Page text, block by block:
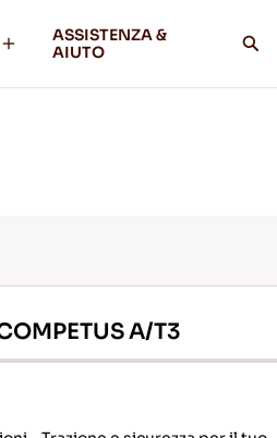
ASSISTENZA &
AIUTO
A/T3